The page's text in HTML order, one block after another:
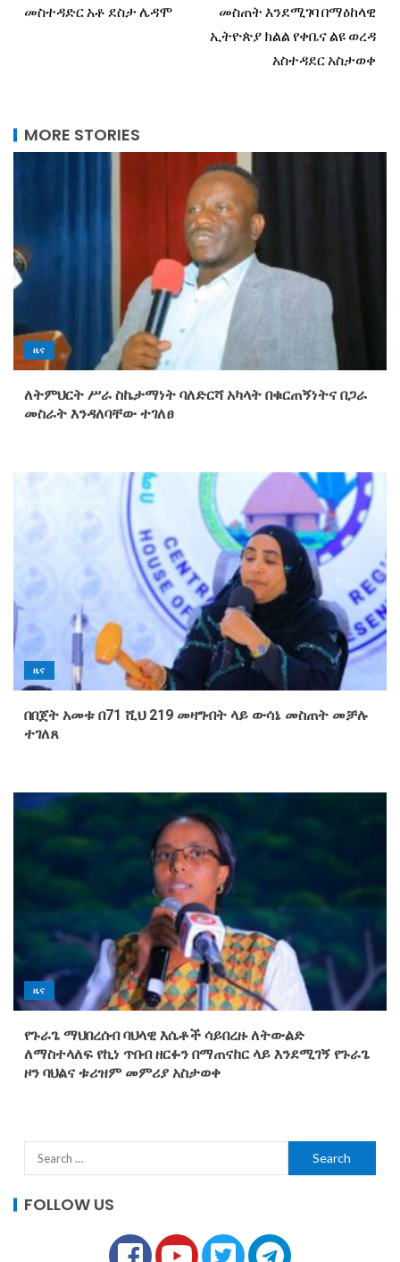
መስተዳድር አቶ ደስታ ሌዳሞ
መስጠት እንደሚገባ በማዕከላዊ
ኢትዮጵያ ክልል የቀቤና ልዩ ወረዳ
አስተዳደር አስታወቀ
MORE STORIES
ዜና
ለትምህርት ሥራ ስኬታማነት ባለድርሻ አካላት በቁርጠኝነትና በጋራ
መስራት እንዳለባቸው ተገለፀ
ዜና
በበጀት አመቱ በ71 ሺህ 219 መዛግብት ላይ ውሳኔ መስጠት መቻሉ
ተገለጸ
ዜና
የጉራጌ ማህበረሰብ ባህላዊ እሴቶች ሳይበረዙ ለትውልድ
ለማስተላለፍ የኪነ ጥበብ ዘርፉን በማጠናከር ላይ እንደሚገኝ የጉራጌ
ዞን ባህልና ቱሪዝም መምሪያ አስታወቀ
FOLLOW US